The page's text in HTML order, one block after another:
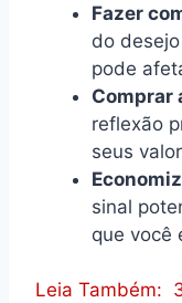
Fazer
do
pode
Comprar
reflexão
seus
sinal
que você
Leia Também: